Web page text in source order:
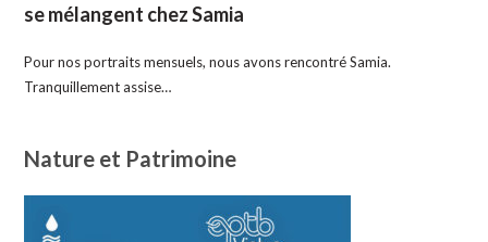
se mélangent chez Samia
Pour nos portraits mensuels, nous avons rencontré Samia.
Tranquillement assise…
Nature et Patrimoine